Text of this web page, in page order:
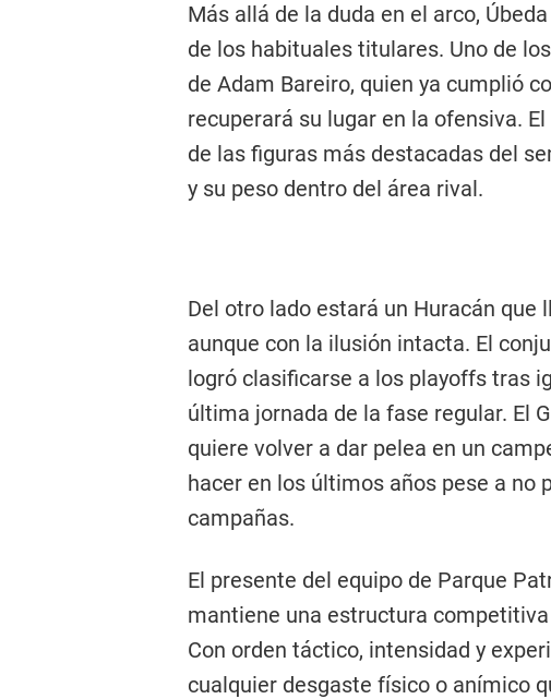
Más allá de la duda en el arco,
de los habituales titulares. Uno de
de Adam Bareiro, quien ya cumplió
recuperará su lugar en la ofensiva.
de las figuras más destacadas del
y su peso dentro del área rival.
Del otro lado estará un Huracán que
aunque con la ilusión intacta. El
logró clasificarse a los playoffs tras
última jornada de la fase regular. El
quiere volver a dar pelea en un
hacer en los últimos años pese a no
campañas.
El presente del equipo de Parque
mantiene una estructura
Con orden táctico, intensidad y
cualquier desgaste físico o anímico